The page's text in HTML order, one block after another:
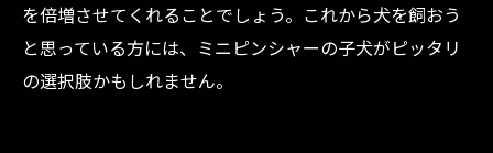
を倍増させてくれることでしょう。これから犬を飼おう
と思っている方には、ミニピンシャーの子犬がピッタリ
の選択肢かもしれません。